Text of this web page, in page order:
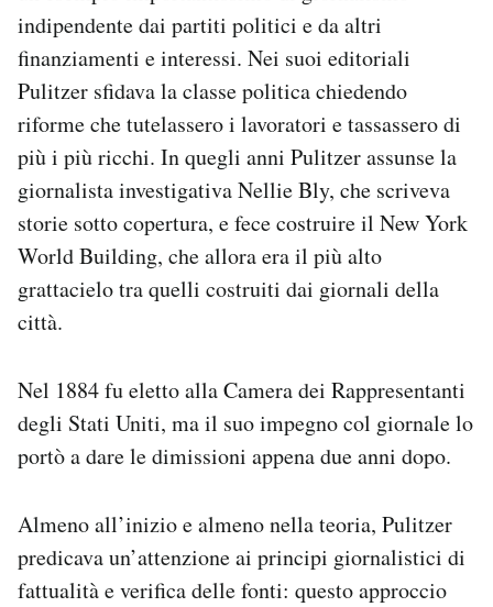
indipendente dai partiti politici e da altri
finanziamenti e interessi. Nei suoi editoriali
Pulitzer sfidava la classe politica chiedendo
riforme che tutelassero i lavoratori e tassassero di
più i più ricchi. In quegli anni Pulitzer assunse la
giornalista investigativa Nellie Bly, che scriveva
storie sotto copertura, e fece costruire il New York
World Building, che allora era il più alto
grattacielo tra quelli costruiti dai giornali della
città.
Nel 1884 fu eletto alla Camera dei Rappresentanti
degli Stati Uniti, ma il suo impegno col giornale lo
portò a dare le dimissioni appena due anni dopo.
Almeno all’inizio e almeno nella teoria, Pulitzer
predicava un’attenzione ai principi giornalistici di
fattualità e verifica delle fonti: questo approccio